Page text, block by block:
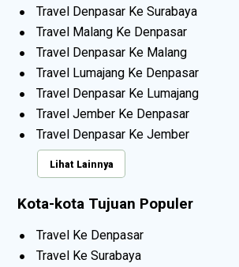
Travel Denpasar Ke Surabaya
Travel Malang Ke Denpasar
Travel Denpasar Ke Malang
Travel Lumajang Ke Denpasar
Travel Denpasar Ke Lumajang
Travel Jember Ke Denpasar
Travel Denpasar Ke Jember
Lihat Lainnya
Kota-kota Tujuan Populer
Travel Ke Denpasar
Travel Ke Surabaya